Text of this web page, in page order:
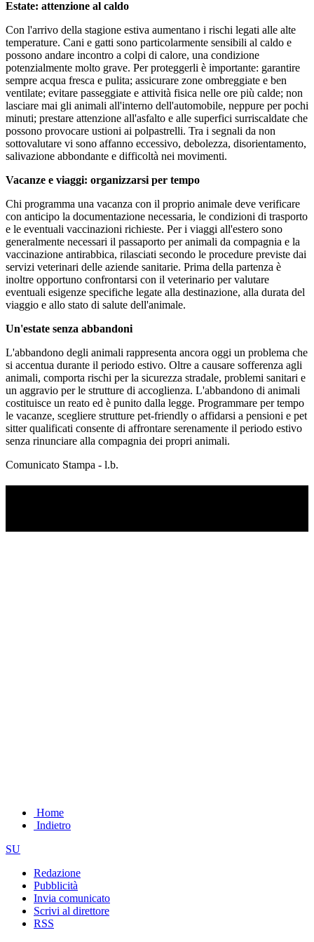
Estate: attenzione al caldo
Con l'arrivo della stagione estiva aumentano i rischi legati alle alte
temperature. Cani e gatti sono particolarmente sensibili al caldo e
possono andare incontro a colpi di calore, una condizione
potenzialmente molto grave. Per proteggerli è importante: garantire
sempre acqua fresca e pulita; assicurare zone ombreggiate e ben
ventilate; evitare passeggiate e attività fisica nelle ore più calde; non
lasciare mai gli animali all'interno dell'automobile, neppure per pochi
minuti; prestare attenzione all'asfalto e alle superfici surriscaldate che
possono provocare ustioni ai polpastrelli. Tra i segnali da non
sottovalutare vi sono affanno eccessivo, debolezza, disorientamento,
salivazione abbondante e difficoltà nei movimenti.
Vacanze e viaggi: organizzarsi per tempo
Chi programma una vacanza con il proprio animale deve verificare
con anticipo la documentazione necessaria, le condizioni di trasporto
e le eventuali vaccinazioni richieste. Per i viaggi all'estero sono
generalmente necessari il passaporto per animali da compagnia e la
vaccinazione antirabbica, rilasciati secondo le procedure previste dai
servizi veterinari delle aziende sanitarie. Prima della partenza è
inoltre opportuno confrontarsi con il veterinario per valutare
eventuali esigenze specifiche legate alla destinazione, alla durata del
viaggio e allo stato di salute dell'animale.
Un'estate senza abbandoni
L'abbandono degli animali rappresenta ancora oggi un problema che
si accentua durante il periodo estivo. Oltre a causare sofferenza agli
animali, comporta rischi per la sicurezza stradale, problemi sanitari e
un aggravio per le strutture di accoglienza. L'abbandono di animali
costituisce un reato ed è punito dalla legge. Programmare per tempo
le vacanze, scegliere strutture pet-friendly o affidarsi a pensioni e pet
sitter qualificati consente di affrontare serenamente il periodo estivo
senza rinunciare alla compagnia dei propri animali.
Comunicato Stampa - l.b.
Home
Indietro
SU
Redazione
Pubblicità
Invia comunicato
Scrivi al direttore
RSS